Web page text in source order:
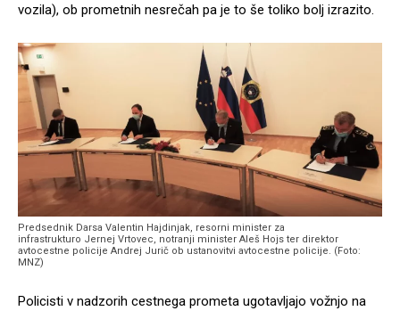
vozila), ob prometnih nesrečah pa je to še toliko bolj izrazito.
Predsednik Darsa Valentin Hajdinjak, resorni minister za
infrastrukturo Jernej Vrtovec, notranji minister Aleš Hojs ter direktor
avtocestne policije Andrej Jurič ob ustanovitvi avtocestne policije. (Foto:
MNZ)
Policisti v nadzorih cestnega prometa ugotavljajo vožnjo na